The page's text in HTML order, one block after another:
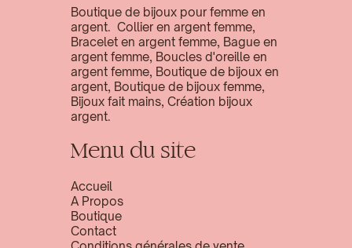
Boutique de bijoux pour femme en
argent. Collier en argent femme,
Bracelet en argent femme, Bague en
argent femme, Boucles d'oreille en
argent femme, Boutique de bijoux en
argent, Boutique de bijoux femme,
Bijoux fait mains, Création bijoux
argent.
Menu du site
Accueil
A Propos
Boutique
Contact